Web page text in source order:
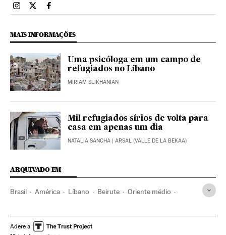
Brasil El País Brasil en Instagram
Brasil El País Brasil en Twitter
Brasil El País Brasil en Facebook
MAIS INFORMAÇÕES
Uma psicóloga em um campo de
refugiados no Líbano
MIRIAM SLIKHANIAN
Mil refugiados sírios de volta para
casa em apenas um dia
NATALIA SANCHA | ARSAL (VALLE DE LA BEKAA)
ARQUIVADO EM
Brasil América Líbano Beirute Oriente médio
Adere a